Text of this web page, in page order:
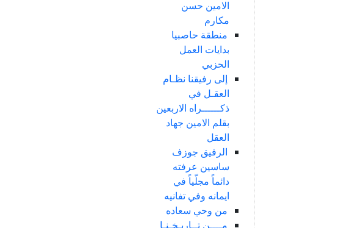
الامين حسن
مكارم
منطقة حاصبيا
بدايات العمل
الحزبي
إلى رفيقنا نظـام
العقـل في
ذكــــــراه الاربعين
بقلم الامين جهاد
العقل
الرفيق جوزف
ساسين عرفته
دائماً مجلّياً في
ايمانه وفي تفانيه
من وحي سعاده
مــــن تــاريـخـنـا